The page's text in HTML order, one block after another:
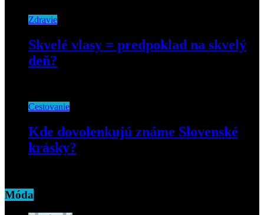
Zdravie
Skvelé vlasy = predpoklad na skvelý
deň?
Cestovanie
Kde dovolenkujú známe Slovenské
krásky?
Móda